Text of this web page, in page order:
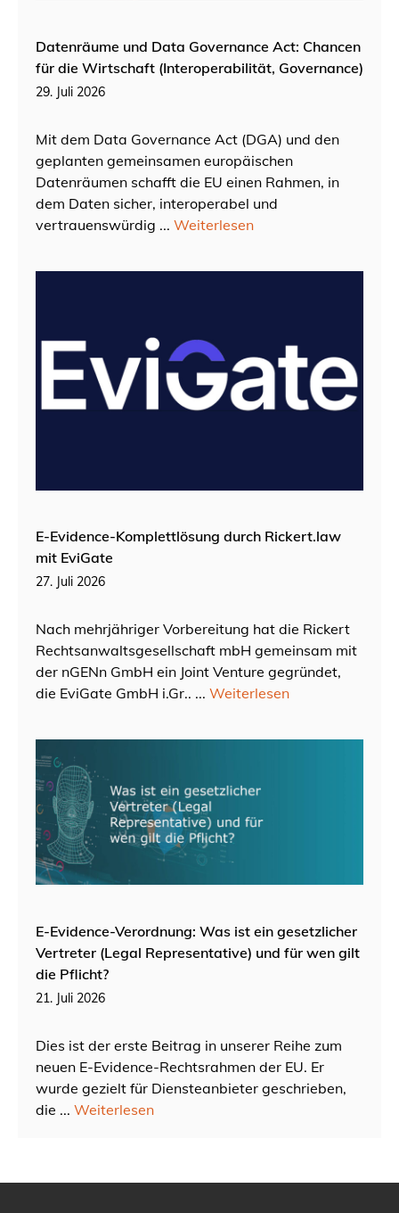
Datenräume und Data Governance Act: Chancen
für die Wirtschaft (Interoperabilität, Governance)
29. Juli 2026
Mit dem Data Governance Act (DGA) und den
geplanten gemeinsamen europäischen
Datenräumen schafft die EU einen Rahmen, in
dem Daten sicher, interoperabel und
vertrauenswürdig ... Weiterlesen
E-Evidence-Komplettlösung durch Rickert.law
mit EviGate
27. Juli 2026
Nach mehrjähriger Vorbereitung hat die Rickert
Rechtsanwaltsgesellschaft mbH gemeinsam mit
der nGENn GmbH ein Joint Venture gegründet,
die EviGate GmbH i.Gr.. ... Weiterlesen
E-Evidence-Verordnung: Was ist ein gesetzlicher
Vertreter (Legal Representative) und für wen gilt
die Pflicht?
21. Juli 2026
Dies ist der erste Beitrag in unserer Reihe zum
neuen E-Evidence-Rechtsrahmen der EU. Er
wurde gezielt für Diensteanbieter geschrieben,
die ... Weiterlesen